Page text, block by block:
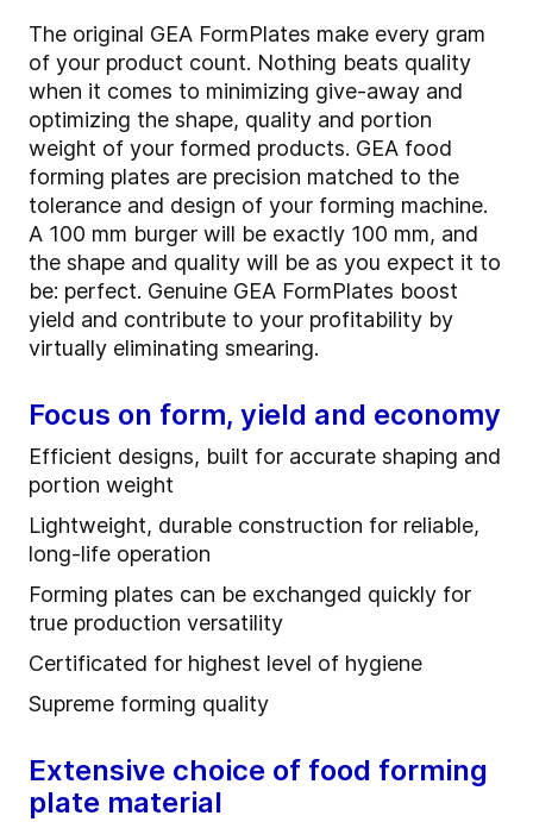
The original GEA FormPlates make every gram
of your product count. Nothing beats quality
when it comes to minimizing give-away and
optimizing the shape, quality and portion
weight of your formed products. GEA food
forming plates are precision matched to the
tolerance and design of your forming machine.
A 100 mm burger will be exactly 100 mm, and
the shape and quality will be as you expect it to
be: perfect. Genuine GEA FormPlates boost
yield and contribute to your profitability by
virtually eliminating smearing.
Focus on form, yield and economy
Efficient designs, built for accurate shaping and
portion weight
Lightweight, durable construction for reliable,
long-life operation
Forming plates can be exchanged quickly for
true production versatility
Certificated for highest level of hygiene
Supreme forming quality
Extensive choice of food forming
plate material